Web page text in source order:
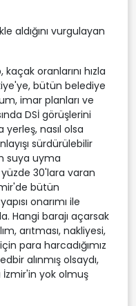
aldığını vurgulayan
oranlarını hızla
bütün belediye
imar planları ve
DSİ görüşlerini
yerleş, nasıl olsa
sürdürülebilir
suya uyma
30'lara varan
bütün
onarımı ile
Hangi barajı açarsak
arıtması, nakliyesi,
para harcadığımız
alınmış olsaydı,
İzmir'in yok olmuş